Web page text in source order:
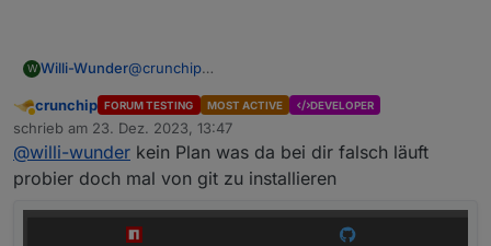
W Willi-Wunder@crunchip
Abwesend
crunchip FORUM TESTING MOST ACTIVE DEVELOPER
schrieb am 23. Dez. 2023, 13:47
zuletzt editiert von
@willi-wunder kein Plan was da bei dir falsch läuft
probier doch mal von git zu installieren